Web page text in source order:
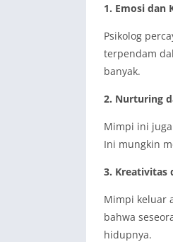
1. Emosi dan
Psikolog
terpendam
banyak.
2. Nurturing
Mimpi ini
Ini mungkin
3. Kreativitas
Mimpi keluar
bahwa
hidupnya.